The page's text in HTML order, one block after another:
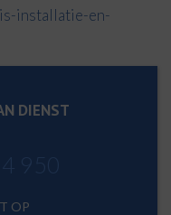
installatie-en-
DIENST
OP